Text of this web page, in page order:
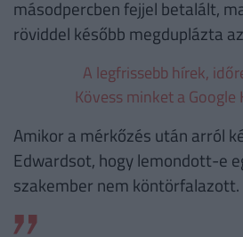
másodpercben fejjel betalált,
röviddel később megduplázta
A legfrissebb hírek,
Kövess minket a Google
Amikor a mérkőzés után arról
Edwardsot, hogy lemondott-e
szakember nem köntörfalazott.